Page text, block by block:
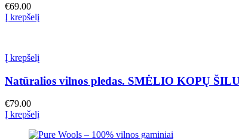
€69.00
Į krepšelį
Į krepšelį
Natūralios vilnos pledas. SMĖLIO KOPŲ
€79.00
Į krepšelį